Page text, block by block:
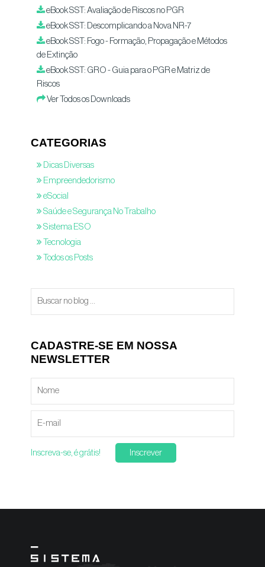
eBook SST: Avaliação de Riscos no PGR
eBook SST: Descomplicando a Nova NR-7
eBook SST: Fogo - Formação, Propagação e Métodos
de Extinção
eBook SST: GRO - Guia para o PGR e Matriz de
Riscos
Ver Todos os Downloads
CATEGORIAS
Dicas Diversas
Empreendedorismo
eSocial
Saúde e Segurança No Trabalho
Sistema ESO
Tecnologia
Todos os Posts
CADASTRE-SE EM NOSSA
NEWSLETTER
Inscreva-se, é grátis! Inscrever